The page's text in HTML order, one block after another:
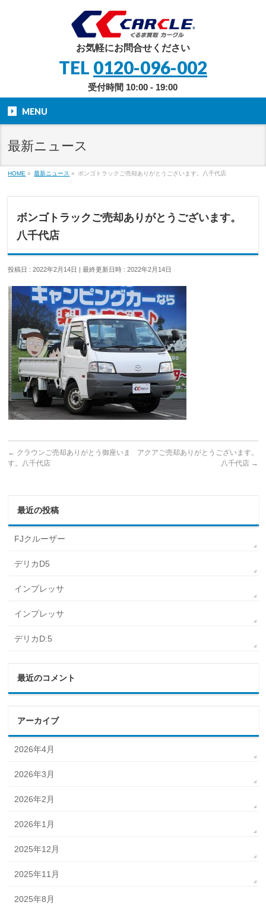
お気軽にお問合せください
TEL 0120-096-002
受付時間 10:00 - 19:00
MENU
最新ニュース
HOME » 最新ニュース » ボンゴトラックご売却ありがとうございます。八千代店
ボンゴトラックご売却ありがとうございます。
八千代店
投稿日 : 2022年2月14日 最終更新日時 : 2022年2月14日
← クラウンご売却ありがとう御座いま
す。八千代店
アクアご売却ありがとうございます。
八千代店 →
最近の投稿
FJクルーザー
デリカD5
インプレッサ
インプレッサ
デリカD:5
最近のコメント
アーカイブ
2026年4月
2026年3月
2026年2月
2026年1月
2025年12月
2025年11月
2025年8月